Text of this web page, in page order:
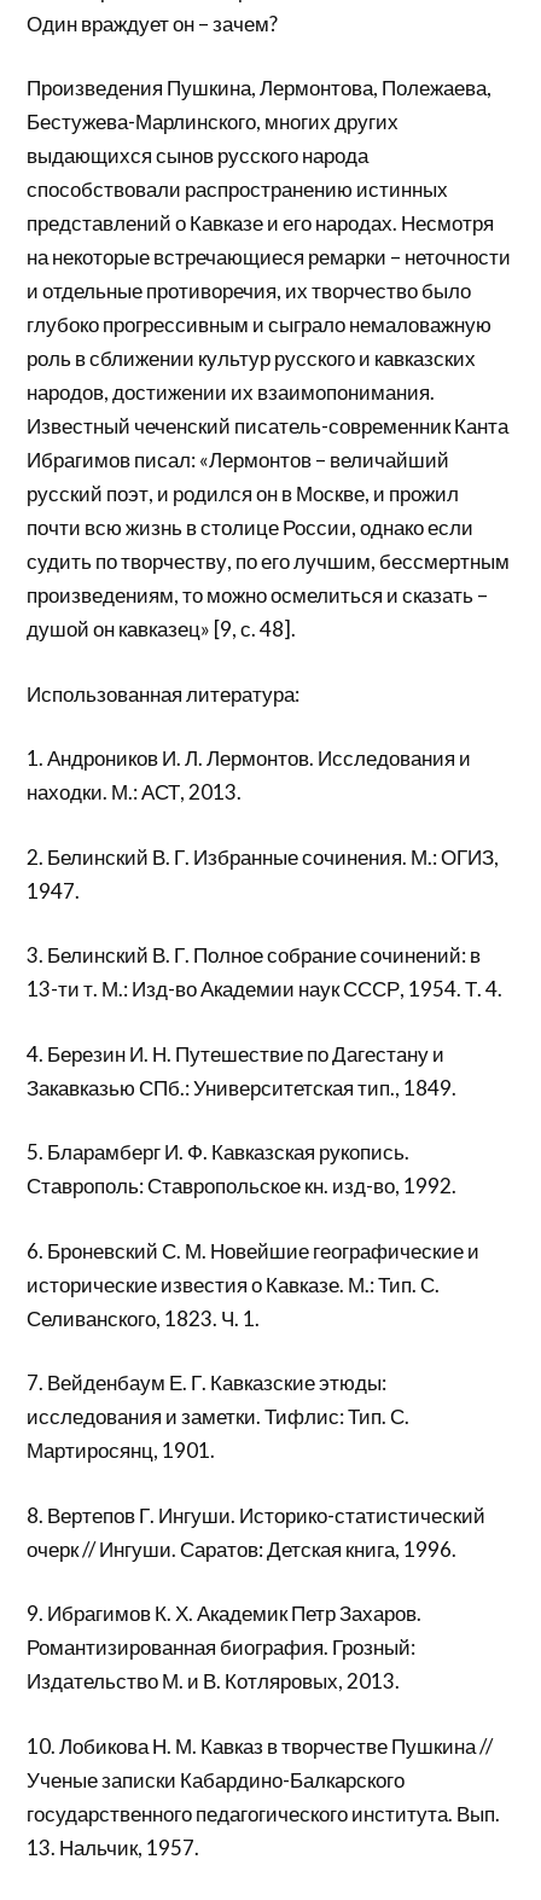
Один враждует он – зачем?
Произведения Пушкина, Лермонтова, Полежаева,
Бестужева-Марлинского, многих других
выдающихся сынов русского народа
способствовали распространению истинных
представлений о Кавказе и его народах. Несмотря
на некоторые встречающиеся ремарки – неточности
и отдельные противоречия, их творчество было
глубоко прогрессивным и сыграло немаловажную
роль в сближении культур русского и кавказских
народов, достижении их взаимопонимания.
Известный чеченский писатель-современник Канта
Ибрагимов писал: «Лермонтов – величайший
русский поэт, и родился он в Москве, и прожил
почти всю жизнь в столице России, однако если
судить по творчеству, по его лучшим, бессмертным
произведениям, то можно осмелиться и сказать –
душой он кавказец» [9, с. 48].
Использованная литература:
1. Андроников И. Л. Лермонтов. Исследования и
находки. М.: АСТ, 2013.
2. Белинский В. Г. Избранные сочинения. М.: ОГИЗ,
1947.
3. Белинский В. Г. Полное собрание сочинений: в
13-ти т. М.: Изд-во Академии наук СССР, 1954. Т. 4.
4. Березин И. Н. Путешествие по Дагестану и
Закавказью СПб.: Университетская тип., 1849.
5. Бларамберг И. Ф. Кавказская рукопись.
Ставрополь: Ставропольское кн. изд-во, 1992.
6. Броневский С. М. Новейшие географические и
исторические известия о Кавказе. М.: Тип. С.
Селиванского, 1823. Ч. 1.
7. Вейденбаум Е. Г. Кавказские этюды:
исследования и заметки. Тифлис: Тип. С.
Мартиросянц, 1901.
8. Вертепов Г. Ингуши. Историко-статистический
очерк // Ингуши. Саратов: Детская книга, 1996.
9. Ибрагимов К. Х. Академик Петр Захаров.
Романтизированная биография. Грозный:
Издательство М. и В. Котляровых, 2013.
10. Лобикова Н. М. Кавказ в творчестве Пушкина //
Ученые записки Кабардино-Балкарского
государственного педагогического института. Вып.
13. Нальчик, 1957.